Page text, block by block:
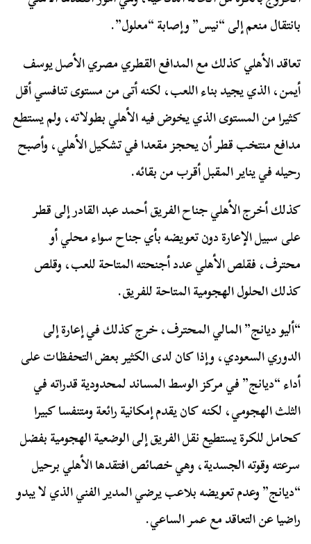
بانتقال منعم إلى “نيس” وإصابة “معلول”.
تعاقد الأهلي كذلك مع المدافع القطري مصري الأصل يوسف
أيمن، الذي يجيد بناء اللعب، لكنه أتى من مستوى تنافسي أقل
كثيرا من المستوى الذي يخوض فيه الأهلي بطولاته، ولم يستطع
مدافع منتخب قطر أن يحجز مقعدا في تشكيل الأهلي، وأصبح
رحيله في يناير المقبل أقرب من بقائه.
كذلك أخرج الأهلي جناح الفريق أحمد عبد القادر إلى قطر
على سبيل الإعارة دون تعويضه بأي جناح سواء محلي أو
محترف، فقلص الأهلي عدد أجنحته المتاحة للعب، وقلص
كذلك الحلول الهجومية المتاحة للفريق.
“أليو ديانج” المالي المحترف، خرج كذلك في إعارة إلى
الدوري السعودي، وإذا كان لدى الكثير بعض التحفظات على
أداء “ديانج” في مركز الوسط المساند لمحدودية قدراته في
الثلث الهجومي، لكنه كان يقدم إمكانية رائعة ومتنفسا كبيرا
كحامل للكرة يستطيع نقل الفريق إلى الوضعية الهجومية بفضل
سرعته وقوته الجسدية، وهي خصائص افتقدها الأهلي برحيل
“ديانج” وعدم تعويضه بلاعب يرضي المدير الفني الذي لا يبدو
راضيا عن التعاقد مع عمر الساعي.